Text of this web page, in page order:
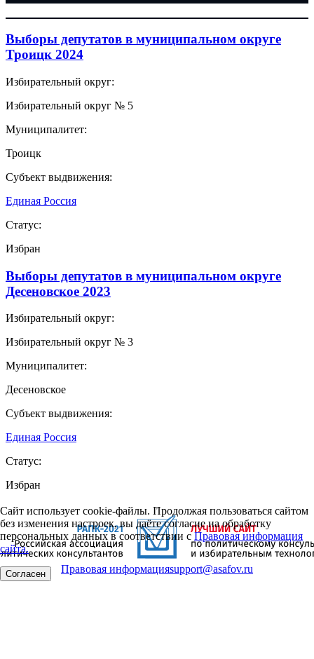
Выборы депутатов в муниципальном округе
Троицк 2024
Избирательный округ:
Избирательный округ № 5
Муниципалитет:
Троицк
Субъект выдвижения:
Единая Россия
Статус:
Избран
Выборы депутатов в муниципальном округе
Десеновское 2023
Избирательный округ:
Избирательный округ № 3
Муниципалитет:
Десеновское
Субъект выдвижения:
Единая Россия
Статус:
Избран
Сайт использует cookie-файлы. Продолжая пользоваться сайтом
без изменения настроек, вы даёте согласие на обработку
персональных данных в соответствии сПравовая информация
сайта.
Согласен Правовая информацияsupport@asafov.ru